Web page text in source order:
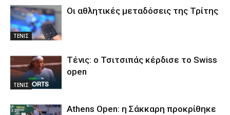
ΤΕΝΙΣ
Οι αθλητικές μεταδόσεις της Τρίτης
ΤΕΝΙΣ
Τένις: ο Τσιτσιπάς κέρδισε το Swiss
open
Athens Open: η Σάκκαρη προκρίθηκε